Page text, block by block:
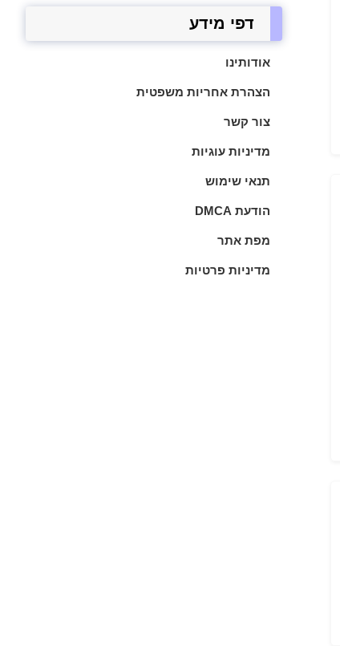
דפי מידע
אודותינו
הצהרת אחריות משפטית
צור קשר
מדיניות עוגיות
תנאי שימוש
הודעת DMCA
מפת אתר
מדיניות פרטיות